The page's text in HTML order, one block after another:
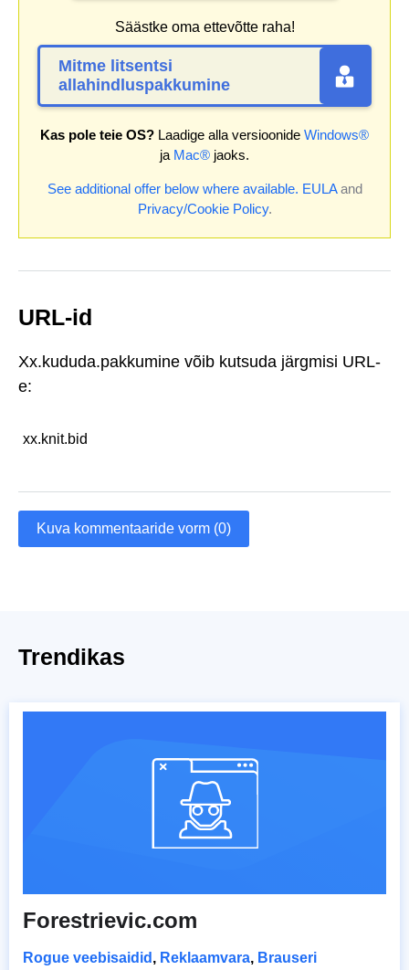
Säästke oma ettevõtte raha!
Mitme litsentsi
allahindluspakkumine
Kas pole teie OS? Laadige alla versioonide Windows®
ja Mac® jaoks.
See additional offer below where available. EULAand
Privacy/Cookie Policy.
URL-id
Xx.kududa.pakkumine võib kutsuda järgmisi URL-
e:
xx.knit.bid
Kuva kommentaaride vorm (0)
Trendikas
Forestrievic.com
Rogue veebisaidid , Reklaamvara, Brauseri